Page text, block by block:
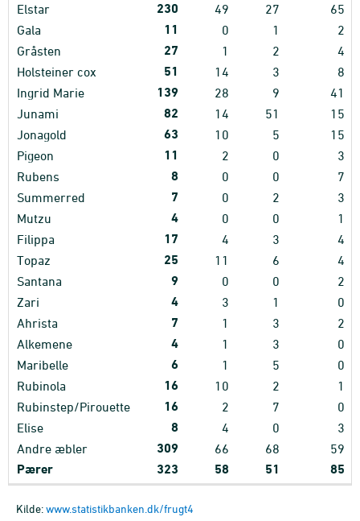
Elstar 230 49 27
65
Gala
11 0 1
2
Gråsten
27 1 2
4
Holsteiner cox
51 14 3
8
Ingrid Marie
139 28 9
41
Junami
82 14 51
15
Jonagold
63 10 5
15
Pigeon
11 2 0
3
Rubens
8 0 0
7
Summerred
7 0 2
3
Mutzu
4 0 0
1
Filippa
17 4 3
4
Topaz
25 11 6
4
Santana
9 0 0
2
Zari
4 3 1
0
Ahrista
7 1 3
2
Alkemene
4 1 3
0
Maribelle
6 1 5
0
Rubinola
16 10 2
1
Rubinstep/Pirouette
16 2 7
0
Elise
8 4 0
3
Andre æbler
309 66 68 59
Pærer 323 58 51 85
Kilde:www.statistikbanken.dk/frugt4